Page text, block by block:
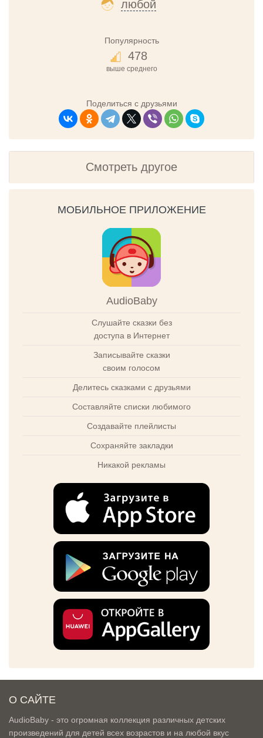
любой
Популярность
478
выше среднего
Поделиться с друзьями
Смотреть другое
МОБИЛЬНОЕ ПРИЛОЖЕНИЕ
AudioBaby
Слушайте сказки без
доступа в Интернет
Записывайте сказки
своим голосом
Делитесь сказками с друзьями
Составляйте списки любимого
Создавайте плейлисты
Сохраняйте закладки
Никакой рекламы
О САЙТЕ
AudioBaby - это огромная коллекция различных детских
произведений для детей всех возрастов и на любой вкус